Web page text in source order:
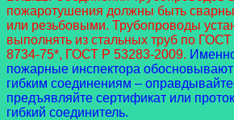
пожаротушения должны быть
или резьбовыми. Трубопроводы
выполнять из стальных труб по
8734-75*, ГОСТ Р 53283-2009.
пожарные инспектора обосновывают
гибким соединениям –
предъявляйте сертификат или
гибкий соединитель.